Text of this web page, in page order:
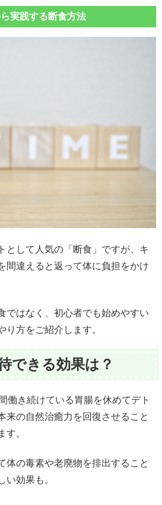
実践する断食方法
として人気の「断食」ですが、キ
間違えると返って体に負担をかけ
ではなく、初心者でも始めやすい
り方をご紹介します。
できる効果は？
働き続けている胃腸を休めてデト
来の自然治癒力を回復させること
す。
体の毒素や老廃物を排出すること
い効果も。